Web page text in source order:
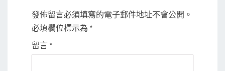
發佈留言必須填寫的電子郵件地址不會公開。
必填欄位標示為 *
留言 *